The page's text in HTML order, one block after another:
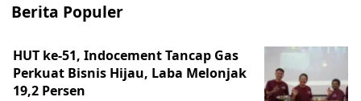
Berita Populer
HUT ke-51, Indocement Tancap Gas
Perkuat Bisnis Hijau, Laba Melonjak
19,2 Persen